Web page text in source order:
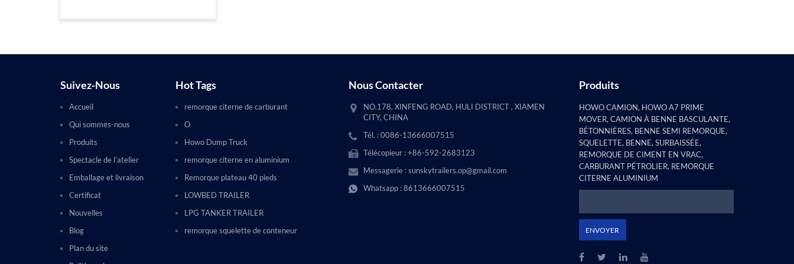
Suivez-Nous
Accueil
Qui sommes-nous
Produits
Spectacle de l’atelier
Emballage et livraison
Certificat
Nouvelles
Blog
Plan du site
Hot Tags
remorque citerne de carburant
O
Howo Dump Truck
remorque citerne en aluminium
Remorque plateau 40 pieds
LOWBED TRAILER
LPG TANKER TRAILER
remorque squelette de conteneur
Nous Contacter
NO.178, XINFENG ROAD, HULI DISTRICT , XIAMEN
CITY, CHINA
Tél. : 0086-13666007515
Télécopieur : +86-592-2683123
Messagerie :sunskytrailers.op@gmail.com
Whatsapp :8613666007515
Produits
HOWO CAMION, HOWO A7 PRIME
MOVER, CAMION À BENNE BASCULANTE,
BÉTONNIÈRES, BENNE SEMI REMORQUE,
SQUELETTE, BENNE, SURBAISSÉE,
REMORQUE DE CIMENT EN VRAC,
CARBURANT PÉTROLIER, REMORQUE
CITERNE ALUMINIUM